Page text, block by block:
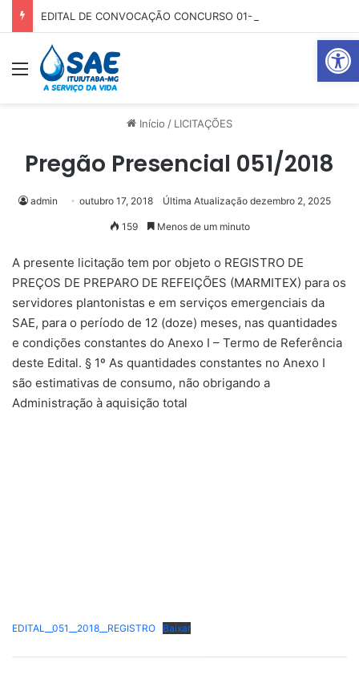
Abrir
EDITAL DE CONVOCAÇÃO CONCURSO 01-2025
Menu
Início / LICITAÇÕES
Pregão Presencial 051/2018
admin outubro 17, 2018 Última Atualização dezembro 2, 2025
159 Menos de um minuto
A presente licitação tem por objeto o REGISTRO DE
PREÇOS DE PREPARO DE REFEIÇÕES (MARMITEX) para os
servidores plantonistas e em serviços emergenciais da
SAE, para o período de 12 (doze) meses, nas quantidades
e condições constantes do Anexo I – Termo de Referência
deste Edital. § 1º As quantidades constantes no Anexo I
são estimativas de consumo, não obrigando a
Administração à aquisição total
EDITAL__051__2018__REGISTRO Baixar